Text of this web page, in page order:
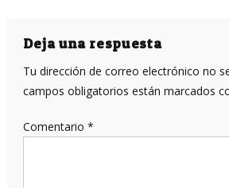
entradas
Deja una respuesta
Tu dirección de correo electrónico no
campos obligatorios están marcados
Comentario *